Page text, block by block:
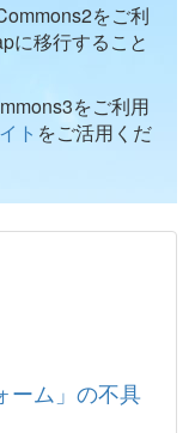
をご利
に移行すること
をご利用
ト をご活用くだ
ーム」の不具